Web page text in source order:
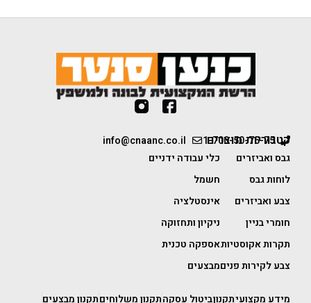
1-700-50-75-75
info@cnaanc.co.il קטגוריות מוצרים
גבס ואביזרים
לוחות גבס
צבע ואביזרים
חומרי בניין
תקרות אקוסטיות
צבע לקירות פנים
כלי עבודה ידניים
חשמל
אינסטלציה
ניקיון ותחזוקה
אספקה טכנית
מבצעים
מידע מקצועיתקנוןביטול עסקהתקנון משלוחיםתקנון מבצעים